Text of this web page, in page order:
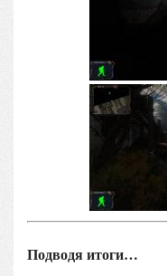
Подводя итоги…